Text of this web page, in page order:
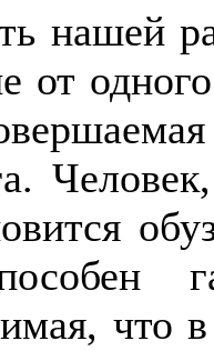
нашей
от
что в